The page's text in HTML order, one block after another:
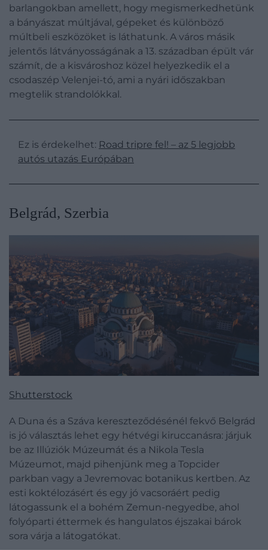
barlangokban amellett, hogy megismerkedhetünk
a bányászat múltjával, gépeket és különböző
múltbeli eszközöket is láthatunk. A város másik
jelentős látványosságának a 13. században épült vár
számít, de a kisvároshoz közel helyezkedik el a
csodaszép Velenjei-tó, ami a nyári időszakban
megtelik strandolókkal.
Ez is érdekelhet: Road tripre fel! – az 5 legjobb
autós utazás Európában
Belgrád, Szerbia
Shutterstock
A Duna és a Száva kereszteződésénél fekvő Belgrád
is jó választás lehet egy hétvégi kiruccanásra: járjuk
be az Illúziók Múzeumát és a Nikola Tesla
Múzeumot, majd pihenjünk meg a Topcider
parkban vagy a Jevremovac botanikus kertben. Az
esti koktélozásért és egy jó vacsoráért pedig
látogassunk el a bohém Zemun-negyedbe, ahol
folyóparti éttermek és hangulatos éjszakai bárok
sora várja a látogatókat.